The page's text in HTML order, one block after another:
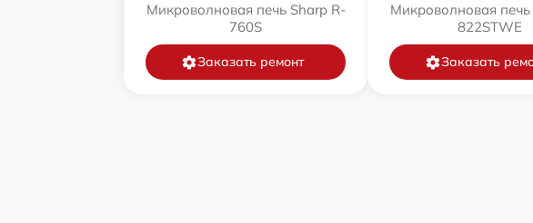
Микроволновая печь Sharp R-
760S
Заказать ремонт
Микроволновая печь
822STWE
Заказать